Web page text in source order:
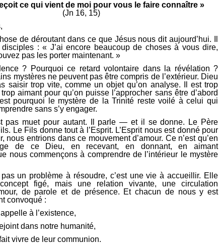
ce qui vient de moi pour vous le faire connaître »
(Jn 16, 15)
de déroutant dans ce que Jésus nous dit aujourd’hui. Il
: « J’ai encore beaucoup de choses à vous dire,
pas les porter maintenant. »
? Pourquoi ce retard volontaire dans la révélation ?
mystères ne peuvent pas être compris de l’extérieur. Dieu
saisir trop vite, comme un objet qu’on analyse. Il est trop
aimant pour qu’on puisse l’approcher sans être d’abord
pourquoi le mystère de la Trinité reste voilé à celui qui
sans s’y engager.
pas muet pour autant. Il parle — et il se donne. Le Père
Le Fils donne tout à l’Esprit. L’Esprit nous est donné pour
nous entrions dans ce mouvement d’amour. Ce n’est qu’en
de ce Dieu, en recevant, en donnant, en aimant
nous commençons à comprendre de l’intérieur le mystère
pas un problème à résoudre, c’est une vie à accueillir. Elle
figé, mais une relation vivante, une circulation
de parole et de présence. Et chacun de nous y est
convoqué :
à l’existence,
dans notre humanité,
vivre de leur communion.